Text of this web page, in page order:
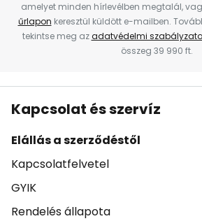
amelyet minden hírlevélben megtalál,
űrlapon keresztül küldött e-mailben.
tekintse meg azadatvédelmi
összeg 39 990 ft.
Kapcsolat és szervíz
Elállás a szerződéstől
Kapcsolatfelvetel
GYIK
Rendelés állapota